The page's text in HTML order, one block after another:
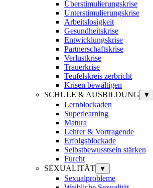
Überstimulierungskrise
Unterstimulierungskrise
Arbeitslosigkeit
Gesundheitskrise
Entwicklungskrise
Partnerschaftskrise
Verlustkrise
Trauerkrise
Teufelskreis zerbricht
Krisen bewältigen
SCHULE & AUSBILDUNG
▼
Lernblockaden
Superlearning
Matura
Lehrer & Vortragende
Erfolgsblockade
Selbstbewusstsein stärken
Furcht
SEXUALITÄT
▼
Sexualprobleme